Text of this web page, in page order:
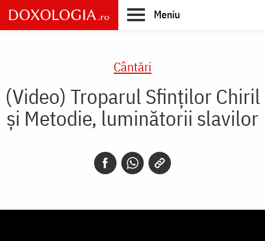
Skip
to
main
Meniu
Cântări
(Video) Troparul Sfinților Chiril
și Metodie, luminătorii slavilor